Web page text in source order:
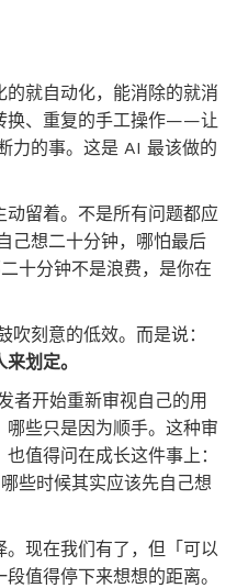
就自动化，能消除的就消
换、重复的手工操作——让
力的事。这是 AI 最该做的
留着。不是所有问题都应
己想二十分钟，哪怕最后
十分钟不是浪费，是你在
刻意的低效。而是说：
划定。
开始重新审视自己的用
些只是因为顺手。这种审
值得问在成长这件事上：
些时候其实应该先自己想
现在我们有了，但「可以
值得停下来想想的距离。